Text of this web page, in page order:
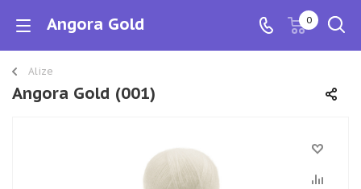
Angora Gold 0
Alize
Angora Gold (001)